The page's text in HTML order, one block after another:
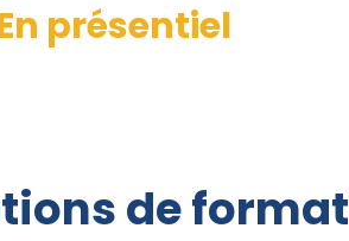
présentiel
de